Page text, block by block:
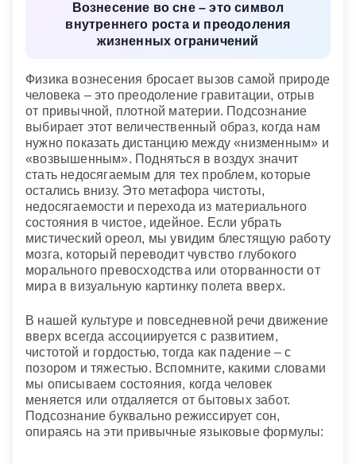
Вознесение во сне – это символ
внутреннего роста и преодоления
жизненных ограничений
Физика вознесения бросает вызов самой природе
человека – это преодоление гравитации, отрыв
от привычной, плотной материи. Подсознание
выбирает этот величественный образ, когда нам
нужно показать дистанцию между «низменным» и
«возвышенным». Подняться в воздух значит
стать недосягаемым для тех проблем, которые
остались внизу. Это метафора чистоты,
недосягаемости и перехода из материального
состояния в чистое, идейное. Если убрать
мистический ореол, мы увидим блестящую работу
мозга, который переводит чувство глубокого
морального превосходства или оторванности от
мира в визуальную картинку полета вверх.
В нашей культуре и повседневной речи движение
вверх всегда ассоциируется с развитием,
чистотой и гордостью, тогда как падение – с
позором и тяжестью. Вспомните, какими словами
мы описываем состояния, когда человек
меняется или отдаляется от бытовых забот.
Подсознание буквально режиссирует сон,
опираясь на эти привычные языковые формулы: